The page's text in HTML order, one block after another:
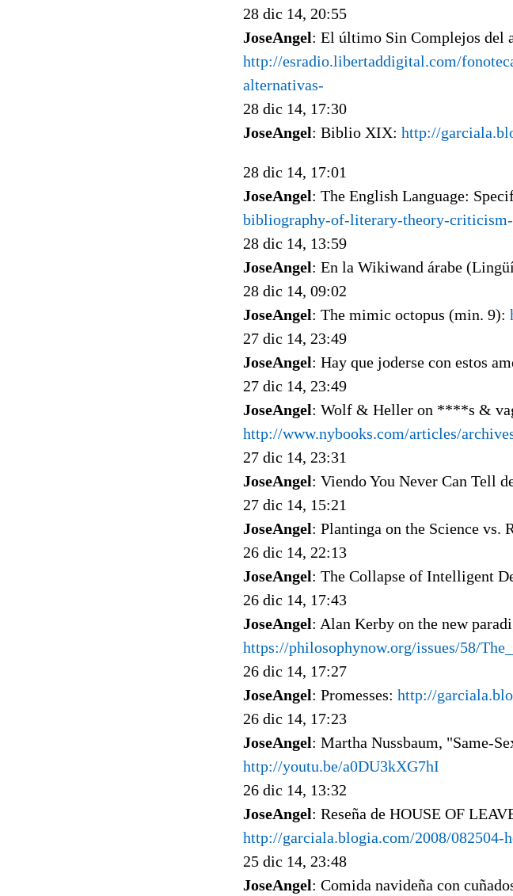
28 dic 14, 20:55
JoseAngel: El último Sin Complejos del
http://esradio.libertaddigital.com/
alternativas-
28 dic 14, 17:30
JoseAngel: Biblio XIX: http://
28 dic 14, 17:01
JoseAngel: The English Language:
bibliography-of-literary-theory-
28 dic 14, 13:59
JoseAngel: En la Wikiwand árabe
28 dic 14, 09:02
JoseAngel: The mimic octopus (min. 9):
27 dic 14, 23:49
JoseAngel: Hay que joderse con estos
27 dic 14, 23:49
JoseAngel: Wolf & Heller on ****s &
http://www.nybooks.com/articles/
27 dic 14, 23:31
JoseAngel: Viendo You Never Can Tell
27 dic 14, 15:21
JoseAngel: Plantinga on the Science vs.
26 dic 14, 22:13
JoseAngel: The Collapse of Intelligent
26 dic 14, 17:43
JoseAngel: Alan Kerby on the new
https://philosophynow.org/issues/58/
26 dic 14, 17:27
JoseAngel: Promesses: http://
26 dic 14, 17:23
JoseAngel: Martha Nussbaum, "Same-
http://youtu.be/a0DU3kXG7hI
26 dic 14, 13:32
JoseAngel: Reseña de HOUSE OF
http://garciala.blogia.com/2008/082504-
25 dic 14, 23:48
JoseAngel: Comida navideña con